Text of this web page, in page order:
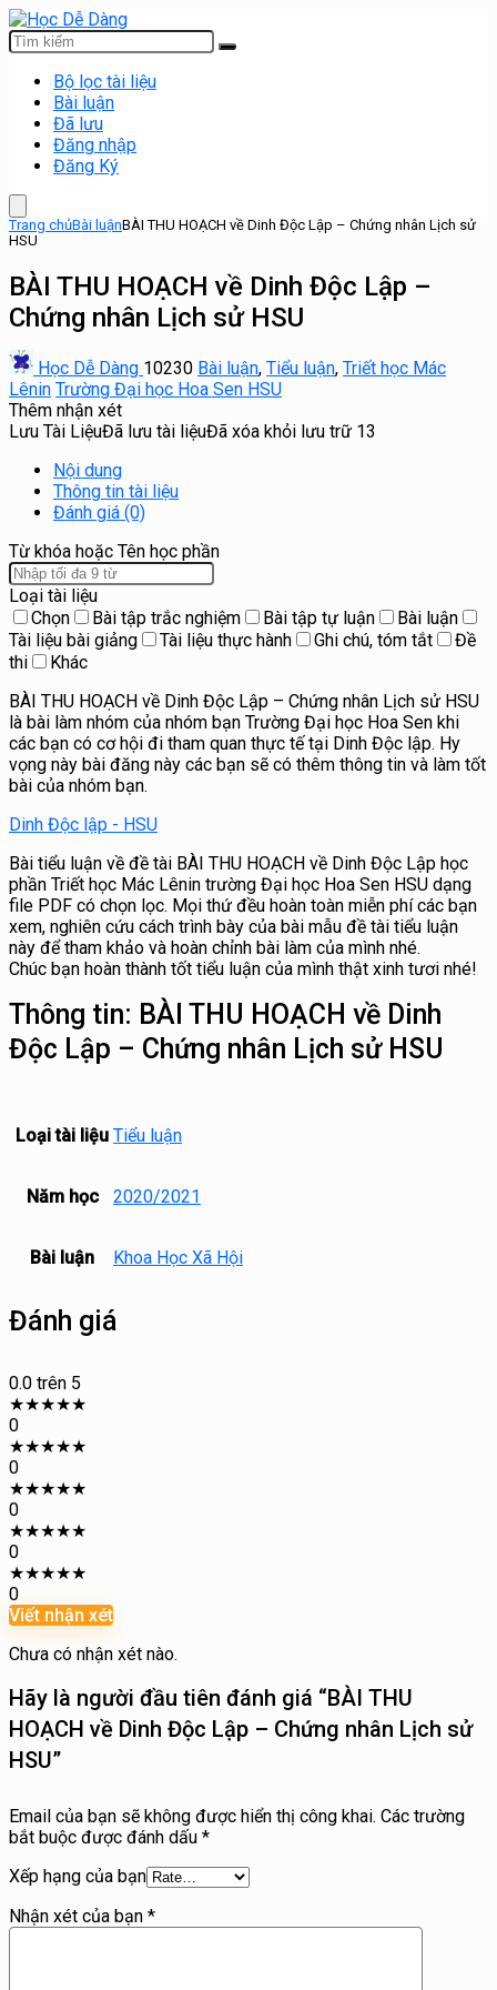
Bộ lọc tài liệu
Bài luận
Đã lưu
Đăng nhập
Đăng Ký
Trang chủBài luậnBÀI THU HOẠCH về Dinh Độc Lập – Chứng nhân Lịch sử
HSU
BÀI THU HOẠCH về Dinh Độc Lập –
Chứng nhân Lịch sử HSU
Học Dễ Dàng 10230 Bài luận, Tiểu luận, Triết học Mác
Lênin Trường Đại học Hoa Sen HSU
Thêm nhận xét
Lưu Tài LiệuĐã lưu tài liệuĐã xóa khỏi lưu trữ 13
Nội dung
Thông tin tài liệu
Đánh giá (0)
Từ khóa hoặc Tên học phần
Loại tài liệu
Chọn
Bài tập trắc nghiệm Bài tập tự luận
Bài luận
Tài liệu bài giảng
Tài liệu thực hành Ghi chú, tóm tắt
Đề
thi
Khác
BÀI THU HOẠCH về Dinh Độc Lập – Chứng nhân Lịch sử HSU
là bài làm nhóm của nhóm bạn Trường Đại học Hoa Sen khi
các bạn có cơ hội đi tham quan thực tế tại Dinh Độc lập. Hy
vọng này bài đăng này các bạn sẽ có thêm thông tin và làm tốt
bài của nhóm bạn.
Dinh Độc lập - HSU
Bài tiểu luận về đề tài BÀI THU HOẠCH về Dinh Độc Lập học
phần Triết học Mác Lênin trường Đại học Hoa Sen HSU dạng
file PDF có chọn lọc. Mọi thứ đều hoàn toàn miễn phí các bạn
xem, nghiên cứu cách trình bày của bài mẫu đề tài tiểu luận
này để tham khảo và hoàn chỉnh bài làm của mình nhé.
Chúc bạn hoàn thành tốt tiểu luận của mình thật xinh tươi nhé!
Thông tin: BÀI THU HOẠCH về Dinh
Độc Lập – Chứng nhân Lịch sử HSU
Loại tài liệu Tiểu luận
Năm học 2020/2021
Bài luận Khoa Học Xã Hội
Đánh giá
0.0 trên 5
★★★★★
0
★★★★★
0
★★★★★
0
★★★★★
0
★★★★★
0
Viết nhận xét
Chưa có nhận xét nào.
Hãy là người đầu tiên đánh giá “BÀI THU
HOẠCH về Dinh Độc Lập – Chứng nhân Lịch sử
HSU”
Email của bạn sẽ không được hiển thị công khai. Các trường
bắt buộc được đánh dấu *
Xếp hạng của bạn
Nhận xét của bạn *